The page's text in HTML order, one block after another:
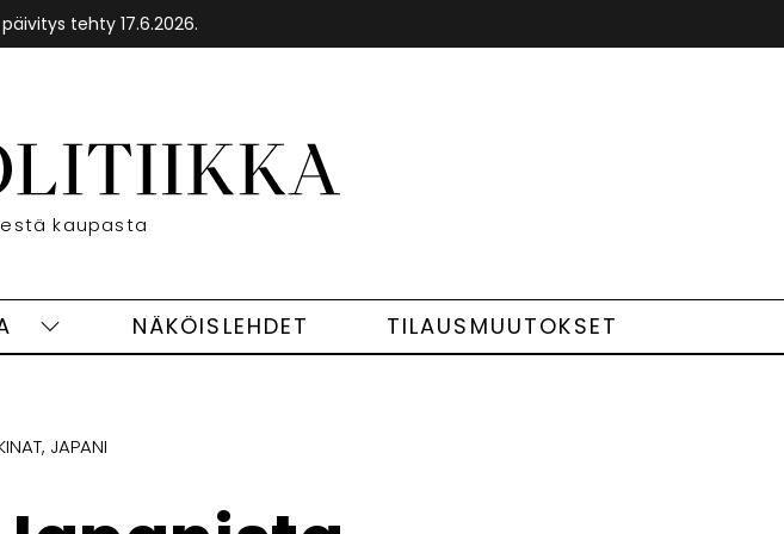
tehty 17.6.2026.
kaupasta
VapaastiNÄKÖISLEHDET TILAUSMUUTOKSET
JAPANI